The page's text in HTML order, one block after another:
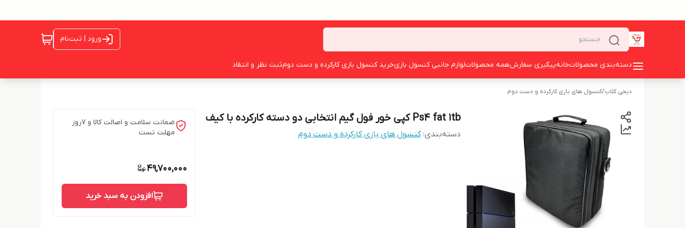
ورود | ثبت‌نام
دسته‌بندی محصولاتخانهپیگیری سفارشهمه محصولاتلوازم جانبی کنسول بازیخرید کنسول بازی کارکرده و دست دومثبت نظر و انتقاد
دیجی کلاب/کنسول های بازی کارکرده و دست دوم
Ps4 fat 1tb کپی خور فول گیم انتخابی دو دسته کارکرده با کیف
دسته‌بندی:کنسول های بازی کارکرده و دست دوم
ضمانت سلامت و اصالت کالا و 7روز
مهلت تست
49,700,000
افزودن به سبد خرید